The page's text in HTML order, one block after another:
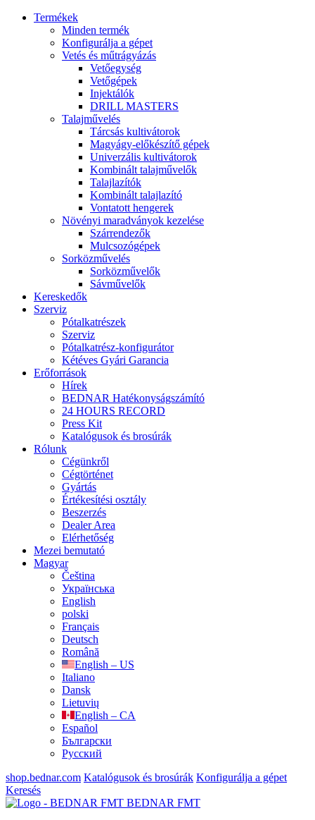
Termékek
Minden termék
Konfigurálja a gépet
Vetés és műtrágyázás
Vetőegység
Vetőgépek
Injektálók
DRILL MASTERS
Talajművelés
Tárcsás kultivátorok
Magyágy-előkészítő gépek
Univerzális kultivátorok
Kombinált talajművelők
Talajlazítók
Kombinált talajlazító
Vontatott hengerek
Növényi maradványok kezelése
Szárrendezők
Mulcsozógépek
Sorközművelés
Sorközművelők
Sávművelők
Kereskedők
Szerviz
Pótalkatrészek
Szerviz
Pótalkatrész-konfigurátor
Kétéves Gyári Garancia
Erőforrások
Hírek
BEDNAR Hatékonyságszámító
24 HOURS RECORD
Press Kit
Katalógusok és brosúrák
Rólunk
Cégünkről
Cégtörténet
Gyártás
Értékesítési osztály
Beszerzés
Dealer Area
Elérhetőség
Mezei bemutató
Magyar
Čeština
Українська
English
polski
Français
Deutsch
Română
English – US
Italiano
Dansk
Lietuvių
English – CA
Español
Български
Русский
shop.bednar.com Katalógusok és brosúrák Konfigurálja a gépet
Keresés
BEDNAR FMT